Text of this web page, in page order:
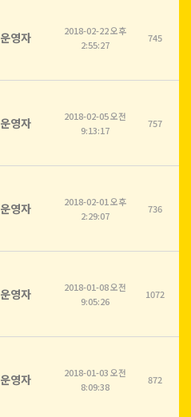
운영자
2018-02-22 오후
2:55:27
745
운영자
2018-02-05 오전
9:13:17
757
운영자
2018-02-01 오후
2:29:07
736
운영자
2018-01-08 오전
9:05:26
1072
운영자
2018-01-03 오전
8:09:38
872